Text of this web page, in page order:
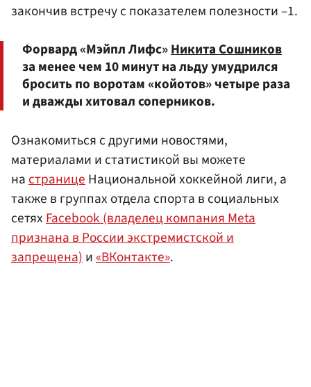
закончив встречу с показателем полезности –1.
Форвард «Мэйпл Лифс»Никита Сошников
за менее чем 10 минут на льду умудрился
бросить по воротам «койотов» четыре раза
и дважды хитовал соперников.
Ознакомиться с другими новостями,
материалами и статистикой вы можете
настраницеНациональной хоккейной лиги, а
также в группах отдела спорта в социальных
сетяхFacebook (владелец компания Meta
признана в России экстремистской и
запрещена)и«ВКонтакте».